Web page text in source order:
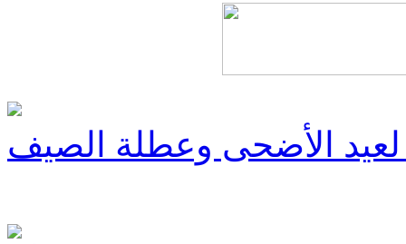
الأضحى وعطلة الصيف